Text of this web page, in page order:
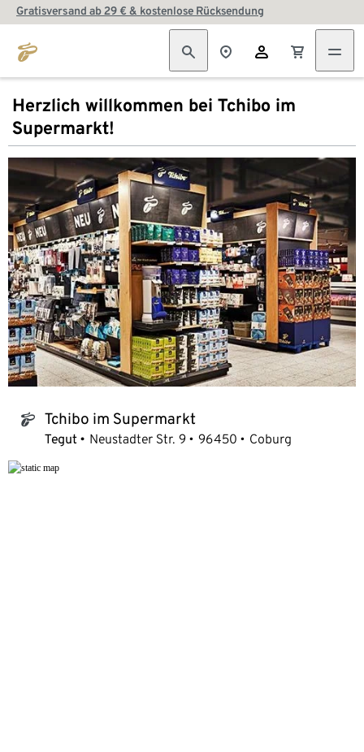
Gratisversand ab 29 € & kostenlose Rücksendung
Herzlich willkommen bei Tchibo im
Supermarkt!
tchibo_logo Tchibo im Supermarkt
Tegut Neustadter Str. 9 96450 Coburg